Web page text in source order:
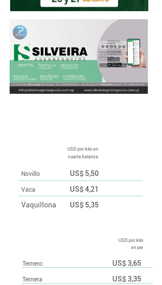
USD por kilo en
cuarta balanza
Novillo
Vaca
Vaquillona
US$ 5,50
US$ 4,21
US$ 5,35
USD por kilo
en pie
Ternero
Ternera
US$ 3,65
US$ 3,35